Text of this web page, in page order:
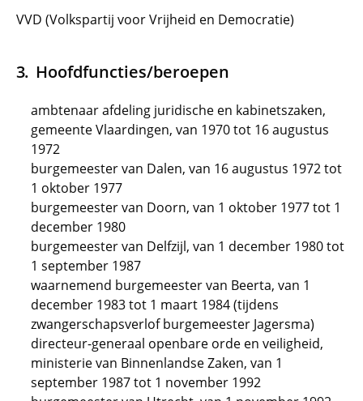
VVD (Volkspartij voor Vrijheid en Democratie)
Hoofdfuncties/beroepen
ambtenaar afdeling juridische en kabinetszaken,
gemeente Vlaardingen, van 1970 tot 16 augustus
1972
burgemeester van Dalen, van 16 augustus 1972 tot
1 oktober 1977
burgemeester van Doorn, van 1 oktober 1977 tot 1
december 1980
burgemeester van Delfzijl, van 1 december 1980 tot
1 september 1987
waarnemend burgemeester van Beerta, van 1
december 1983 tot 1 maart 1984 (tijdens
zwangerschapsverlof burgemeester Jagersma)
directeur-generaal openbare orde en veiligheid,
ministerie van Binnenlandse Zaken, van 1
september 1987 tot 1 november 1992